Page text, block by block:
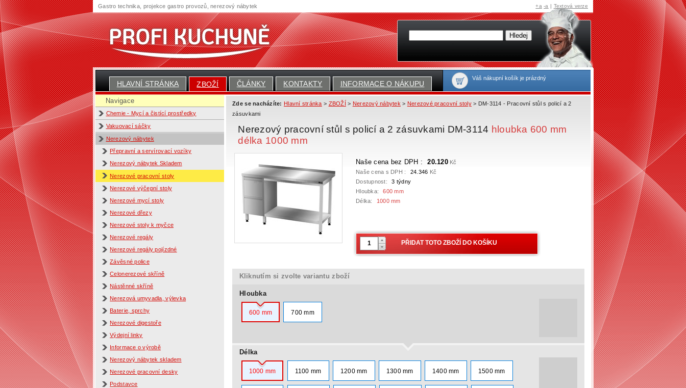
HLAVNÍ STRÁNKA ZBOŽÍ ČLÁNKY KONTAKTY INFORMACE O NÁKUPU
Váš nákupní košík je prázdný
Navigace
Chemie - Mycí a čistící prostředky
Vakuovací sáčky
Nerezový nábytek
Přepravní a servírovací vozíky
Nerezový nábytek Skladem
Nerezové pracovní stoly
Nerezové výčepní stoly
Nerezové mycí stoly
Nerezové dřezy
Nerezové stoly k myčce
Nerezové regály
Nerezové regály pojízdné
Závěsné police
Celonerezové skříně
Nástěnné skříně
Nerezová umyvadla, výlevka
Baterie, sprchy
Nerezové digestoře
Výdejní linky
Informace o výrobě
Nerezový nábytek skladem
Nerezové pracovní desky
Podstavce
Zde se nacházíte: Hlavní stránka > ZBOŽÍ > Nerezový nábytek > Nerezové pracovní stoly> DM-3114 - Pracovní stůl s policí a 2
zásuvkami
Nerezový pracovní stůl s policí a 2 zásuvkami DM-3114 hloubka 600 mm
délka 1000 mm
Naše cena bez DPH : 20.120Kč
Naše cena s DPH :
24.346 Kč
Dostupnost:
3 týdny
Hloubka:
600 mm
Délka:
1000 mm
Kliknutím si zvolte variantu zboží
Hloubka
600 mm 700 mm
Délka
1000 mm 1100 mm 1200 mm 1300 mm 1400 mm 1500 mm
Gastro technika, projekce gastro provozů, nerezový nábytek +a -a | Textová verze